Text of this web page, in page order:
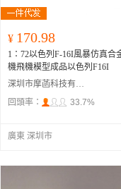
¥ 170.98
1：72以色列F-16I風暴仿真合
機飛機模型成品以色列F16I
深圳市摩菡科技有限公司
回頭率：
33.7%
廣東 深圳市